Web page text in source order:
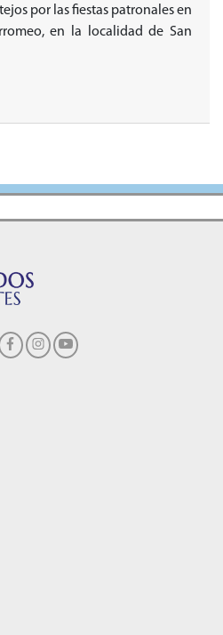
por las fiestas patronales en
en la localidad de San